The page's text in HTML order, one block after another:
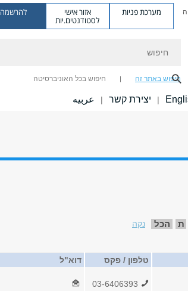
מערכת פניות אזור אישי
לסטודנטים.יות
להרשמה
חיפוש באתר זה חיפוש בכל האוניברסיטה
| יצירת קשר | عربيه
ת הכל
נקה
טלפון / פקס דוא"ל